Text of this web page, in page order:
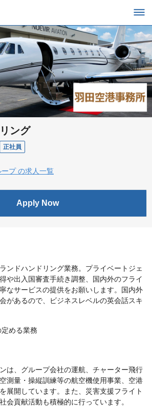
ング
正社員
ープ の求人一覧
Apply Now
ンドハンドリング業務。プライベートジェ
や出入国審査手続き調整、国内外のフライ
なサービスの提供をお願いします。国内外
があるので、ビジネスレベルの英会話スキ
定める業務
は、グループ会社の運航、チャーター飛行
測量・操縦訓練等の航空機使用事業、空港
展開しています。また、災害支援フライト
会貢献活動も積極的に行っています。